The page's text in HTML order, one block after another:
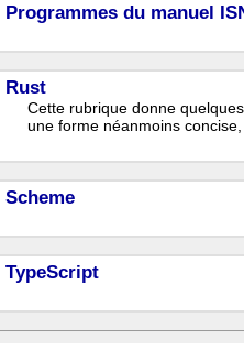
Programmes du manuel
Rust
Cette rubrique donne
une forme néanmoins
Scheme
TypeScript